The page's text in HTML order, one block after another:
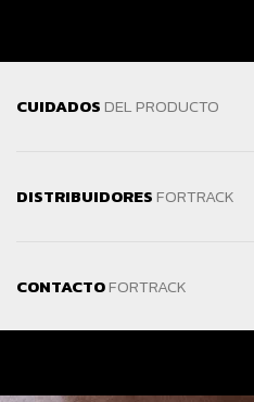
CUIDADOSDEL PRODUCTO
DISTRIBUIDORESFORTRACK
CONTACTOFORTRACK